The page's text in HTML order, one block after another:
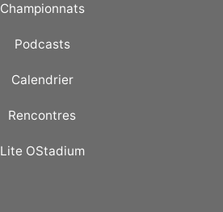
Championnats
Podcasts
Calendrier
Rencontres
Lite OStadium